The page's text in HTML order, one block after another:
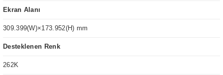
Ekran Alanı
309.399(W)×173.952(H) mm
Desteklenen Renk
262K